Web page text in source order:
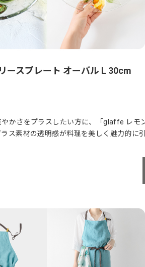
ースプレート オーバル L 30cm
かさをプラスしたい方に、「glaffe レモ
ス素材の透明感が料理を美しく魅力的に